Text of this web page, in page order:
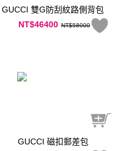
GUCCI 雙G防刮紋路側背包
NT$46400 NT$58000
GUCCI 磁扣郵差包